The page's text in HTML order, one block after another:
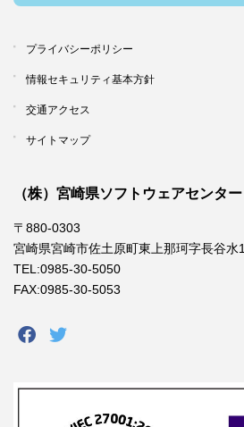
プライバシーポリシー
情報セキュリティ基本方針
交通アクセス
サイトマップ
（株）宮崎県ソフトウェアセンター
〒880-0303
宮崎県宮崎市佐土原町東上那珂字長谷水
TEL:0985-30-5050
FAX:0985-30-5053